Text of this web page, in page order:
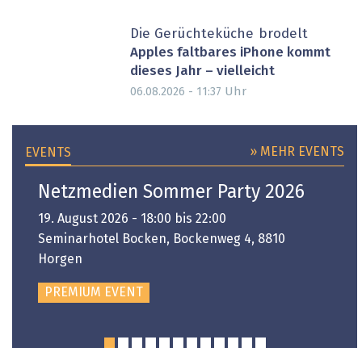
Die Gerüchteküche brodelt
Apples faltbares iPhone kommt
dieses Jahr – vielleicht
06.08.2026 - 11:37 Uhr
EVENTS » MEHR EVENTS
Netzmedien Sommer Party 2026
19. August 2026 - 18:00 bis 22:00
Seminarhotel Bocken, Bockenweg 4, 8810
Horgen
PREMIUM EVENT